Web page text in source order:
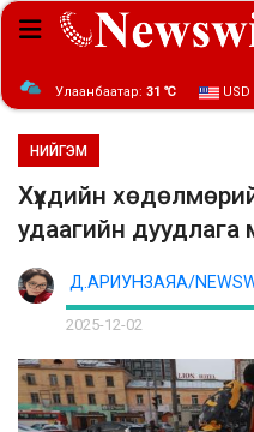
Улаанбаатар: 31 ℃ USD
НИЙГЭМ
Хүүхдийн
удаагийн дуудлага
Д.АРИУНЗАЯА/
2025-12-02